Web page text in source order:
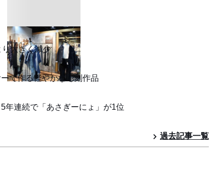
大きく減少
で作る軽やかな彫刻作品
連続で「あさぎーにょ」が1位
過去記事一覧